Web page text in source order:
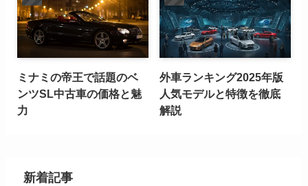
ミナミの帝王で話題のベ
ンツSL中古車の価格と魅
力
外車ランキング2025年版
人気モデルと特徴を徹底
解説
新着記事